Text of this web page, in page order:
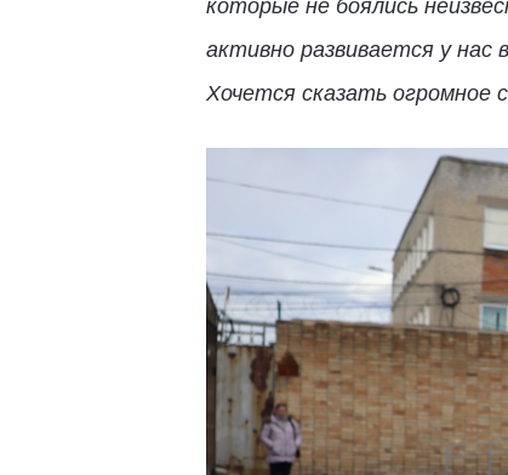
которые не боялись
активно развивается у нас
Хочется сказать огромное